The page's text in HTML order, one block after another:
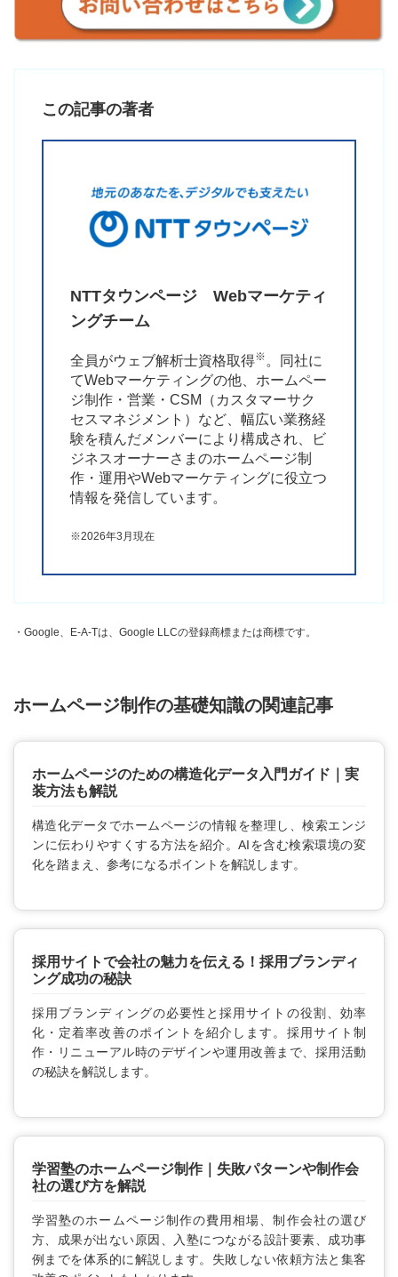
この記事の著者
NTTタウンページ Webマーケティ
ングチーム
全員がウェブ解析士資格取得※ 。同社に
てWebマーケティングの他、ホームペー
ジ制作・営業・CSM（カスタマーサク
セスマネジメント）など、幅広い業務経
験を積んだメンバーにより構成され、ビ
ジネスオーナーさまのホームページ制
作・運用やWebマーケティングに役立つ
情報を発信しています。
※2026年3月現在
・Google、E-A-Tは、Google LLCの登録商標または商標です。
ホームページ制作の基礎知識の関連記事
ホームページのための構造化データ入門ガイド｜実
装方法も解説
構造化データでホームページの情報を整理し、検索エンジ
ンに伝わりやすくする方法を紹介。AIを含む検索環境の変
化を踏まえ、参考になるポイントを解説します。
採用サイトで会社の魅力を伝える！採用ブランディ
ング成功の秘訣
採用ブランディングの必要性と採用サイトの役割、効率
化・定着率改善のポイントを紹介します。採用サイト制
作・リニューアル時のデザインや運用改善まで、採用活動
の秘訣を解説します。
学習塾のホームページ制作｜失敗パターンや制作会
社の選び方を解説
学習塾のホームページ制作の費用相場、制作会社の選び
方、成果が出ない原因、入塾につながる設計要素、成功事
例までを体系的に解説します。失敗しない依頼方法と集客